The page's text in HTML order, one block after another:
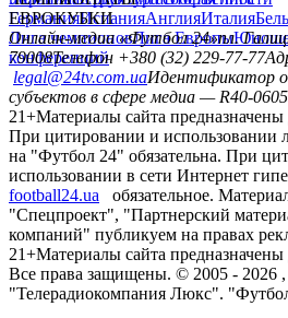
ГерманияИспанияАнглияИталия
ЕВРОКУБКИ
Лига чемпионовЛига Европы
конференций
Онлайн-медиа «Футбол 24»пл.
79008Телефон +380 (32) 229-77-77
legal@24tv.com.uaИдентификатор
субъектов в сфере медиа — R40-
21+Материалы сайта
При цитировании и использовании
на "Футбол 24" обязательна. При
использовании в сети Интернет
football24.ua
обязательное.
"Спецпроект", "Партнерский
компаний" публикуем на правах
21+Материалы сайта
Все права защищены. © 2005 - 2026
"Телерадиокомпания Люкс".